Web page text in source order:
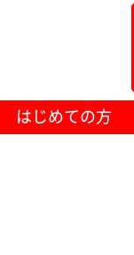
はじめての方